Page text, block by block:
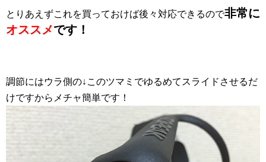
とりあえずこれを買っておけば後々対応できるので非常に
オススメです！
調節にはウラ側の↓このツマミでゆるめてスライドさせるだ
けですからメチャ簡単です！